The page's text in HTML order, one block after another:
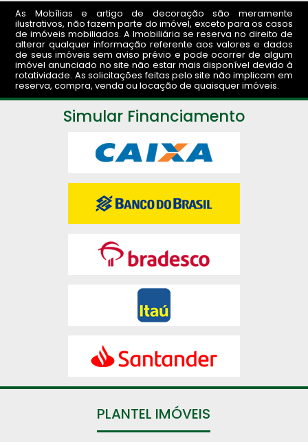
As Mobílias e artigo de decoração são meramente
ilustrativos, não fazem parte do imóvel, exceto para os casos
de imóveis mobiliados. A Imobiliária se reserva no direito de
alterar qualquer informação referente aos valores e dados
de seus imóveis sem aviso prévio e pode ocorrer de algum
imóvel anunciado no site não estar mais disponível devido à
rotatividade. As solicitações feitas pelo site não implicam em
reserva, compra, venda ou locação de quaisquer imóveis.
Simular Financiamento
PLANTEL IMÓVEIS